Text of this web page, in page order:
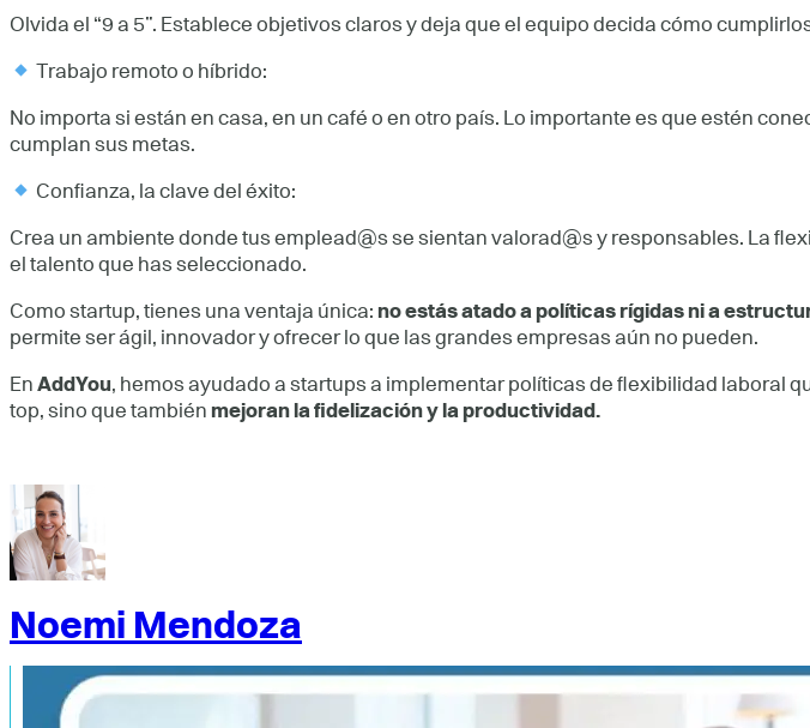
Olvida el “9 a 5”. Establece objetivos claros y deja que el equipo decida cómo
Trabajo remoto o híbrido:
No importa si están en casa, en un café o en otro país. Lo importante es que estén
cumplan sus metas.
Confianza, la clave del éxito:
Crea un ambiente donde tus emplead@s se sientan valorad@s y responsables. La
el talento que has seleccionado.
Como startup, tienes una ventaja única: no estás atado a políticas rígidas ni a
permite ser ágil, innovador y ofrecer lo que las grandes empresas aún no pueden.
En AddYou, hemos ayudado a startups a implementar políticas de flexibilidad laboral
top, sino que también mejoran la fidelización y la productividad.
Noemi Mendoza